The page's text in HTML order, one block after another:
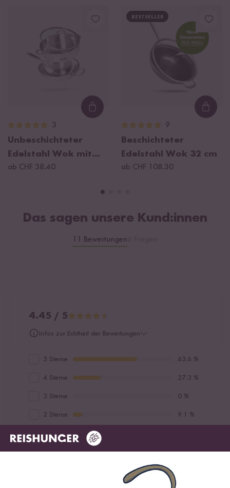
Loading...
3
Unbeschichteter
Edelstahl Wok mit
Dämpfeinsatz 30 cm
ab CHF 38.40
BESTSELLER
9
Beschichteter
Edelstahl Wok 32 cm
ab CHF 108.30
Das sagen unsere Kund:innen
11 Bewertungen
4.45 / 5
Infos zur Echtheit der Bewertungen
5 Sterne 63.6 %
4 Sterne 27.3 %
3 Sterne 0 %
2 Sterne 9.1 %
1 Stern
Bewerte dieses Produkt